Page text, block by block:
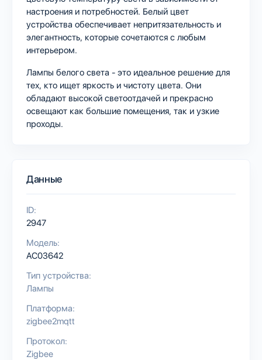
настроения и потребностей. Белый цвет
устройства обеспечивает непритязательность и
элегантность, которые сочетаются с любым
интерьером.
Лампы белого света - это идеальное решение для
тех, кто ищет яркость и чистоту цвета. Они
обладают высокой светоотдачей и прекрасно
освещают как большие помещения, так и узкие
проходы.
Данные
ID:
2947
Модель:
AC03642
Тип устройства:
Лампы
Платформа:
zigbee2mqtt
Протокол:
Zigbee